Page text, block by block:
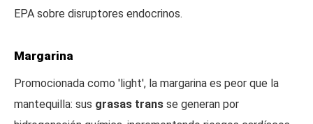
EPA sobre disruptores endocrinos.
Margarina
Promocionada como 'light', la margarina es peor que la
mantequilla: sus grasas trans se generan por